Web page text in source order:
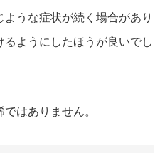
うな症状が続く場合があり
ようにしたほうが良いでし
はありません。